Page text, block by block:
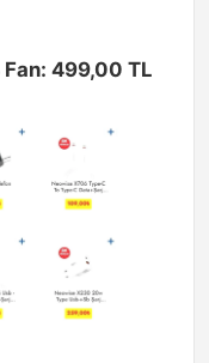
Fan: 499,00 TL